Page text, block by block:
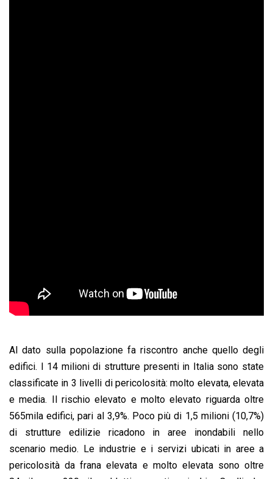
Al dato sulla popolazione fa riscontro anche quello degli
edifici. I 14 milioni di strutture presenti in Italia sono state
classificate in 3 livelli di pericolosità: molto elevata, elevata
e media. Il rischio elevato e molto elevato riguarda oltre
565mila edifici, pari al 3,9%. Poco più di 1,5 milioni (10,7%)
di strutture edilizie ricadono in aree inondabili nello
scenario medio. Le industrie e i servizi ubicati in aree a
pericolosità da frana elevata e molto elevata sono oltre